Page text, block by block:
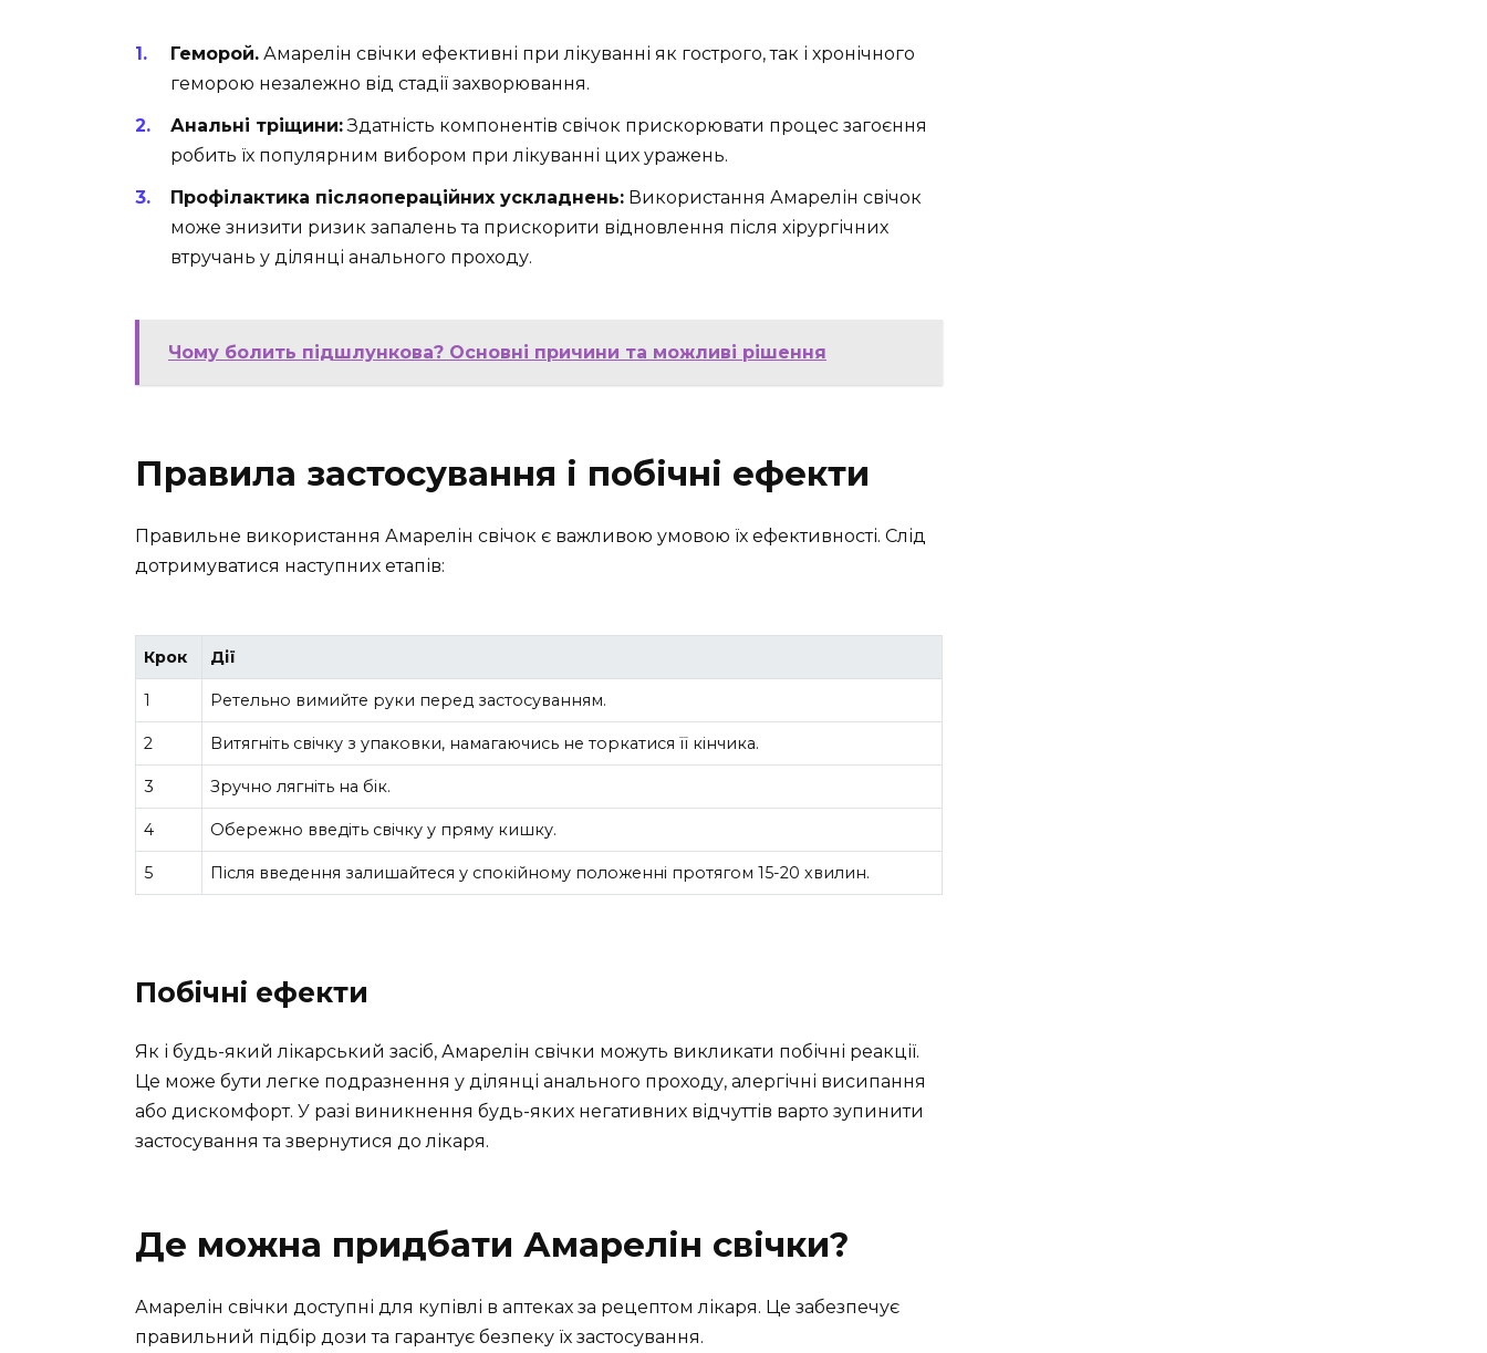
Геморой. Амарелін свічки ефективні при лікуванні як гострого, так і хронічного
геморою незалежно від стадії захворювання.
Анальні тріщини:Здатність компонентів свічок прискорювати процес загоєння
робить їх популярним вибором при лікуванні цих уражень.
Профілактика післяопераційних ускладнень: Використання Амарелін свічок
може знизити ризик запалень та прискорити відновлення після хірургічних
втручань у ділянці анального проходу.
Чому болить підшлункова? Основні причини та можливі рішення
Правила застосування і побічні ефекти
Правильне використання Амарелін свічок є важливою умовою їх ефективності. Слід
дотримуватися наступних етапів:
Крок Дії
1 Ретельно вимийте руки перед застосуванням.
2 Витягніть свічку з упаковки, намагаючись не торкатися її кінчика.
3 Зручно лягніть на бік.
4 Обережно введіть свічку у пряму кишку.
5 Після введення залишайтеся у спокійному положенні протягом 15-20 хвилин.
Побічні ефекти
Як і будь-який лікарський засіб, Амарелін свічки можуть викликати побічні реакції.
Це може бути легке подразнення у ділянці анального проходу, алергічні висипання
або дискомфорт. У разі виникнення будь-яких негативних відчуттів варто зупинити
застосування та звернутися до лікаря.
Де можна придбати Амарелін свічки?
Амарелін свічки доступні для купівлі в аптеках за рецептом лікаря. Це забезпечує
правильний підбір дози та гарантує безпеку їх застосування.